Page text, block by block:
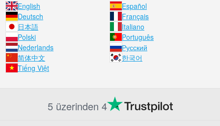
English
Español
Deutsch
Français
日本語
Italiano
Polski
Português
Nederlands
Русский
简体中文
한국어
Tiếng Việt
5 üzerinden 4